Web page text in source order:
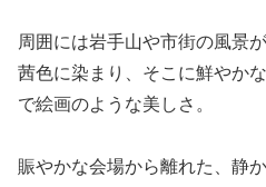
周囲には岩手山や市街の風景
茜色に染まり、そこに鮮やか
で絵画のような美しさ。
賑やかな会場から離れた、静